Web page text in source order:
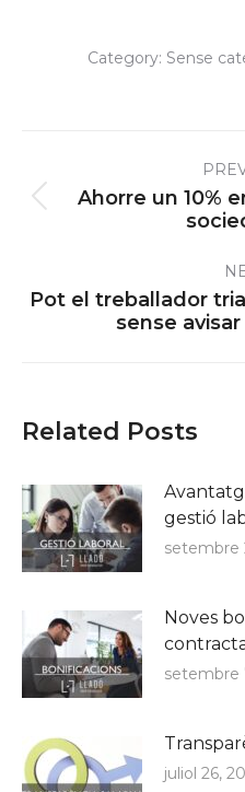
Category: Sense
navigation
Ahorre un 10%
Pot el treballador
sense avisar
Related Posts
gestió
setembre
Noves
setembre
juliol 26,